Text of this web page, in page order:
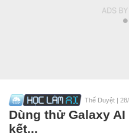
Thế Duyệt |
Dùng thử Galaxy
kết...